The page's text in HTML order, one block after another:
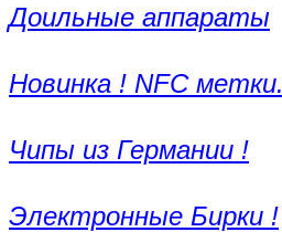
Доильные аппараты
Новинка ! NFC метки.
Чипы из Германии !
Электронные Бирки !